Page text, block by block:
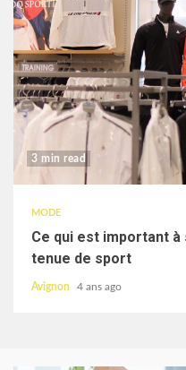
3 min read
MODE
Ce qui est important à
tenue de sport
Avignon 4 ans ago